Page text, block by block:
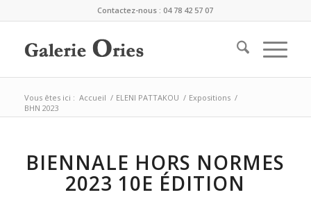
Contactez-nous : 04 78 42 57 07
Vous êtes ici : Accueil / ELENI PATTAKOU / Expositions /
BHN 2023
BIENNALE HORS NORMES
2023 10E ÉDITION